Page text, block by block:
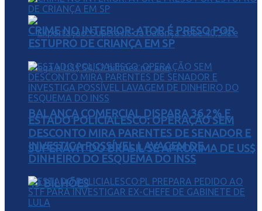
BALANÇA COMERCIAL DISPARA 36,2% E
SUPERÁVIT DO BRASIL SE APROXIMA DE US$
49 BILHÕES
CRIME NO INTERIOR: ATOR É PRESO POR
ESTUPRO DE CRIANÇA EM SP
ESTADO POLICIALESCO: OPERAÇÃO SEM
DESCONTO MIRA PARENTES DE SENADOR E
INVESTIGA POSSÍVEL LAVAGEM DE
DINHEIRO DO ESQUEMA DO INSS